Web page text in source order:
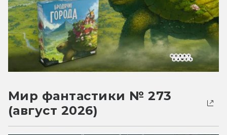
Мир фантастики № 273
(август 2026)